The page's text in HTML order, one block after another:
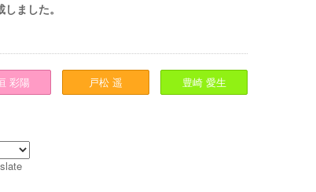
ました。
彩陽 戸松 遥 豊崎愛生